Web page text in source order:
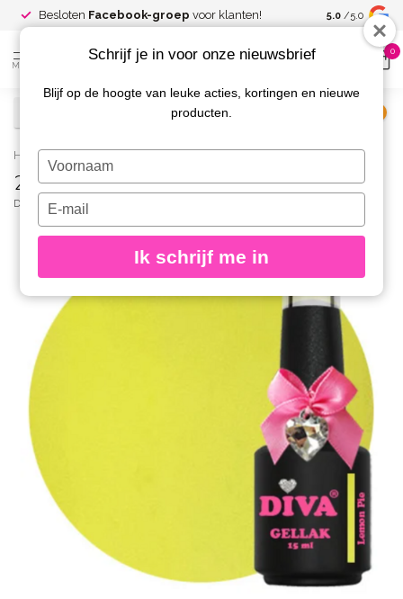
Besloten Facebook-groep voor klanten! Spaar voor
kortingen
5.0 /5.0
MENU
0
Home / 256 Gellak Lemon Pie 15 ml.
256 Gellak Lemon Pie 15 ml.
DIVA
Schrijf je in voor onze nieuwsbrief
Blijf op de hoogte van leuke acties, kortingen en nieuwe
producten.
Typ
je
naam
Typ
je
e-
in
Ik schrijf me in